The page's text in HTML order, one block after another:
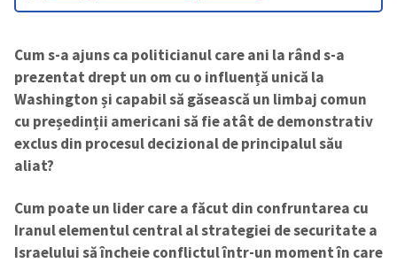
Cum s-a ajuns ca politicianul care ani la rând s-a
prezentat drept un om cu o influență unică la
Washington și capabil să găsească un limbaj comun
cu președinții americani să fie atât de demonstrativ
exclus din procesul decizional de principalul său
aliat?
Cum poate un lider care a făcut din confruntarea cu
Iranul elementul central al strategiei de securitate a
Israelului să încheie conflictul într-un moment în care